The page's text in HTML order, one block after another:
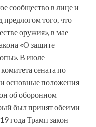
сообщество в лице и
предлогом того, что
оружия», в мае
«О защите
В июле
сената по
основные положения
об оборонном
был принят обеими
года Трамп закон